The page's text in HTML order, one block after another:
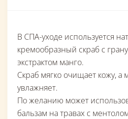
В СПА-уходе используется
кремообразный скраб с
экстрактом манго.
Скраб мягко очищает кожу, а
увлажняет.
По желанию может
бальзам на травах с